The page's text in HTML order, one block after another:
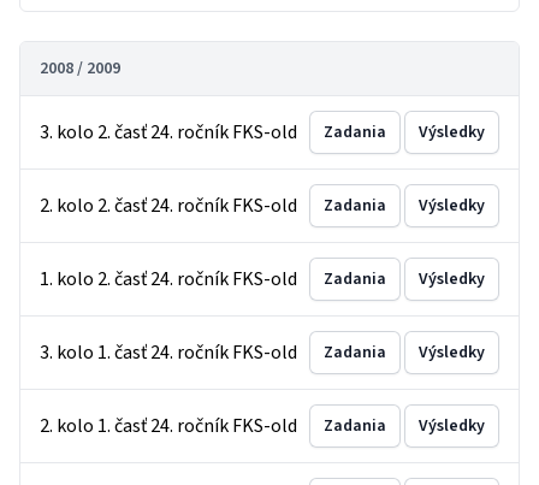
2008 / 2009
3. kolo 2. časť 24. ročník FKS-old Zadania Výsledky
2. kolo 2. časť 24. ročník FKS-old Zadania Výsledky
1. kolo 2. časť 24. ročník FKS-old Zadania Výsledky
3. kolo 1. časť 24. ročník FKS-old Zadania Výsledky
2. kolo 1. časť 24. ročník FKS-old Zadania Výsledky